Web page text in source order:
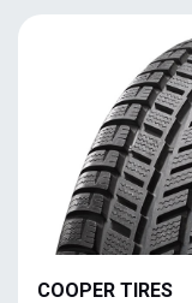
COOPER TIRES